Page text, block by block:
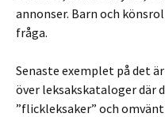
annonser. Barn och
fråga.
Senaste exemplet på det
över leksakskataloger där
”flickleksaker” och